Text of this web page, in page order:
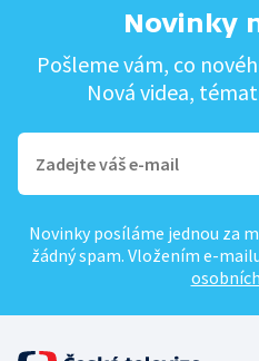
Novinky
Pošleme vám, co
Nová videa,
Novinky posíláme jednou za
žádný spam. Vložením e-